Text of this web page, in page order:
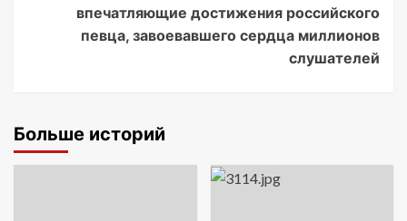
впечатляющие достижения российского
певца, завоевавшего сердца миллионов
слушателей
Больше историй